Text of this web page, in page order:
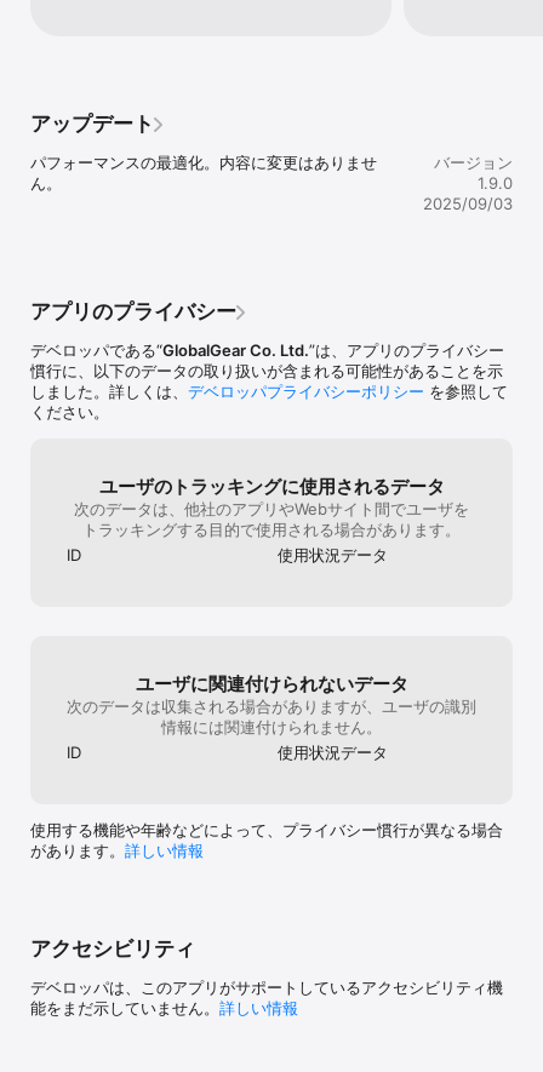
逆に攻撃された時は、そのコマは相手の物になってしまうから気
をつけよう！
※あいこの時は？
同じ種類のコマに攻撃したときは、あいこになるぞ！
あいこは相手のコマの上に乗って動きを封じることができるぞ！
コマが変身しグレードアップ！
アップデート
パフォーマンスの最適化。内容に変更はありませ
ん。
バージョン
1.9.0
2025/09/03
アプリのプライバシー
デベロッパである“GlobalGear Co. Ltd.”は、アプリのプライバシー
慣行に、以下のデータの取り扱いが含まれる可能性があることを示
しました。詳しくは、 デベロッパプライバシーポリシー を参照して
ください。
ユーザのトラッキングに使用されるデータ
次のデータは、他社のアプリやWebサイト間でユーザを
トラッキングする目的で使用される場合があります。
ID
使用状況データ
ユーザに関連付けられないデータ
次のデータは収集される場合がありますが、ユーザの識別
情報には関連付けられません。
ID
使用状況データ
使用する機能や年齢などによって、プライバシー慣行が異なる場合
があります。 詳しい情報
アクセシビリティ
デベロッパは、このアプリがサポートしているアクセシビリティ機
能をまだ示していません。 詳しい情報